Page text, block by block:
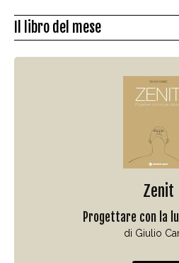
Il libro del mese
Zenit
Progettare con la
di Giulio